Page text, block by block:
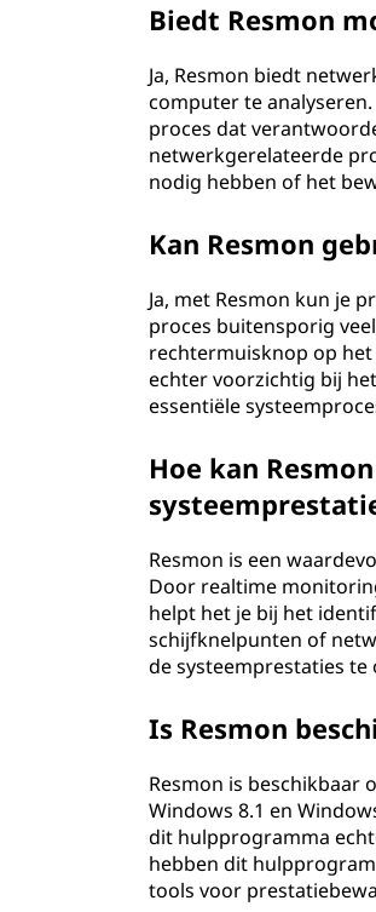
Biedt Resmon
Ja, Resmon biedt
computer te
proces dat
netwerkgerelateerde
nodig hebben of het
Kan Resmon
Ja, met Resmon kun je
proces buitensporig
rechtermuisknop op het
echter voorzichtig bij
essentiële
Hoe kan
Resmon is een
Door realtime
helpt het je bij het
schijfknelpunten of
de systeemprestaties
Is Resmon
Resmon is beschikbaar
Windows 8.1 en
dit hulpprogramma
hebben dit
tools voor